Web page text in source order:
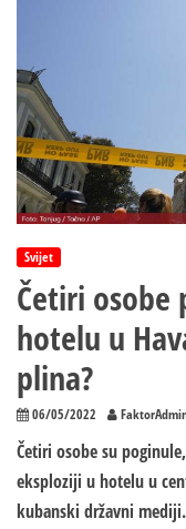
Svijet
Četiri osobe
hotelu u
plina?
06/05/2022
Četiri osobe su
eksploziji u hotelu u
kubanski državni